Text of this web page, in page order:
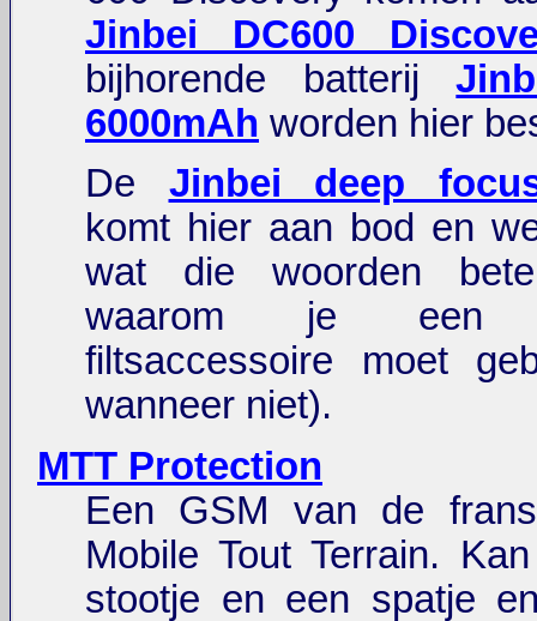
Jinbei DC600
bijhorende batterij
6000mAh worden hier
De Jinbei deep
komt hier aan bod en
wat die woorden
waarom je een
filtsaccessoire moet
wanneer niet).
MTT Protection
Een GSM van de
Mobile Tout Terrain.
stootje en een spatje